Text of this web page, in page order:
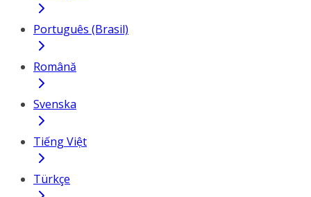
Português (Brasil)
Română
Svenska
Tiếng Việt
Türkçe